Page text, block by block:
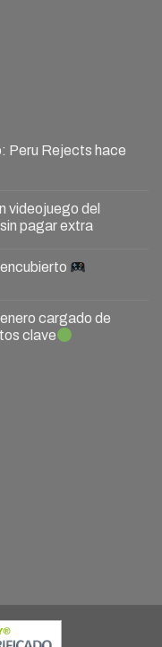
Peru Rejects hace
videojuego del
pagar extra
cargado de
clave